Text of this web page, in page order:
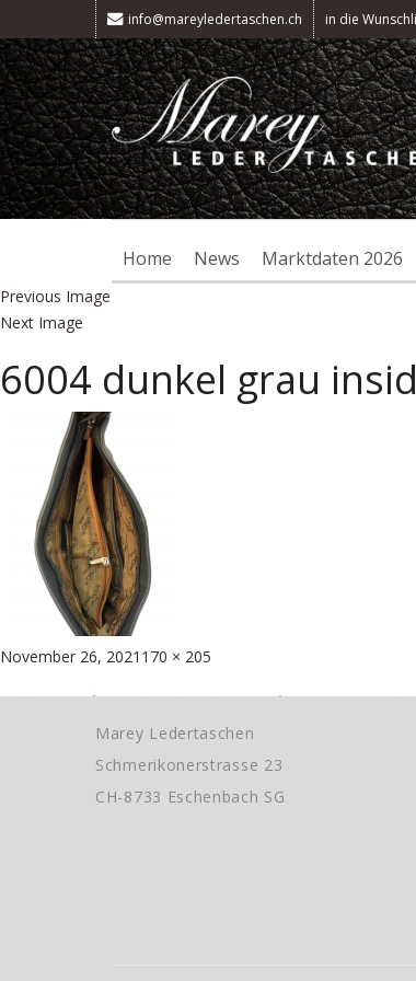
info@mareyledertaschen.ch in die
Home News Marktdaten 2026
Previous Image
Next Image
6004 dunkel grau
Posted
November 26, 2021 Full
170 × 205
Beitragsnavigation
Marey Ledertaschen
Schmerikonerstrasse 23
CH-8733 Eschenbach SG